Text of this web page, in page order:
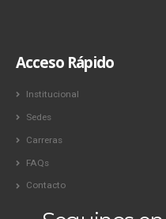
Acceso Rápido
Institucional
Sedes
Carreras
FAQs
Contacto